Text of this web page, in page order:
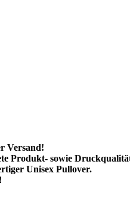
Versand!
Produkt- sowie
Unisex Pullover.